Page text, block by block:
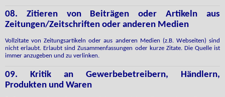
08. Zitieren von Beiträgen oder Artikeln aus
Zeitungen/Zeitschriften oder anderen Medien
Vollzitate von Zeitungsartikeln oder aus anderen Medien (z.B. Webseiten) sind
nicht erlaubt. Erlaubt sind Zusammenfassungen oder kurze Zitate. Die Quelle ist
immer anzugeben und zu verlinken.
09. Kritik an Gewerbebetreibern, Händlern,
Produkten und Waren